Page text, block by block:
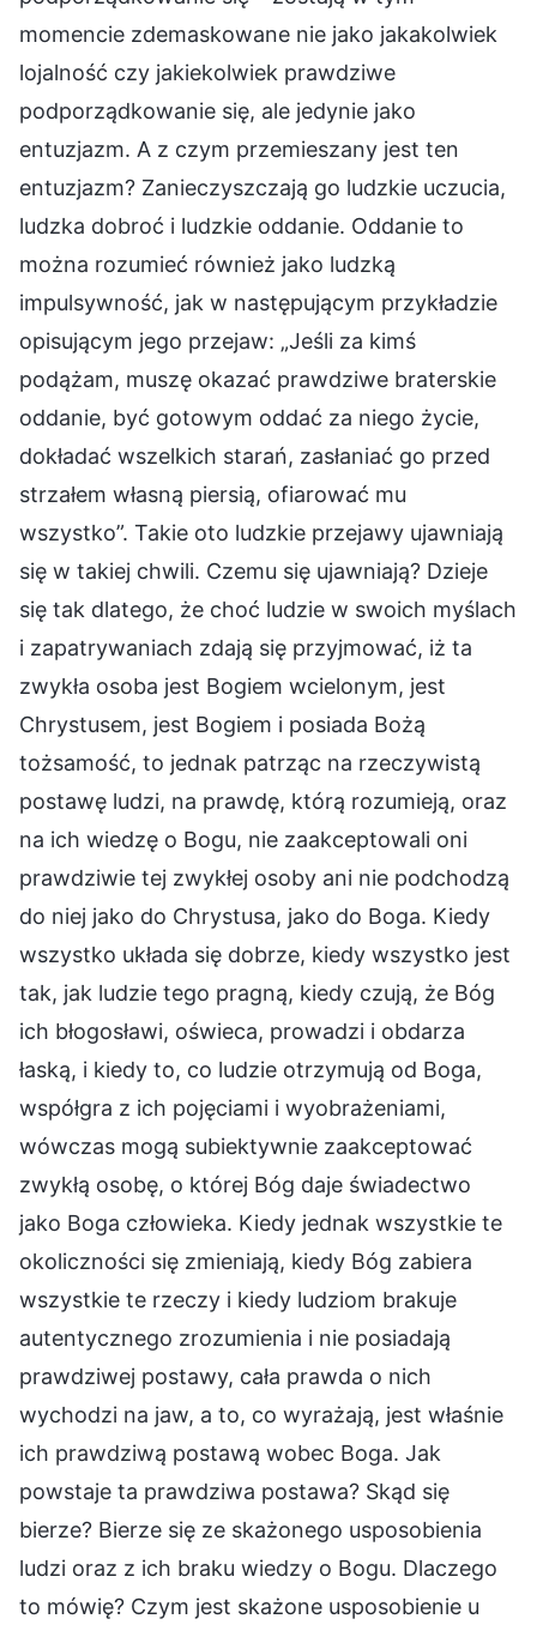
momencie zdemaskowane nie jako jakakolwiek
lojalność czy jakiekolwiek prawdziwe
podporządkowanie się, ale jedynie jako
entuzjazm. A z czym przemieszany jest ten
entuzjazm? Zanieczyszczają go ludzkie uczucia,
ludzka dobroć i ludzkie oddanie. Oddanie to
można rozumieć również jako ludzką
impulsywność, jak w następującym przykładzie
opisującym jego przejaw: „Jeśli za kimś
podążam, muszę okazać prawdziwe braterskie
oddanie, być gotowym oddać za niego życie,
dokładać wszelkich starań, zasłaniać go przed
strzałem własną piersią, ofiarować mu
wszystko”. Takie oto ludzkie przejawy ujawniają
się w takiej chwili. Czemu się ujawniają? Dzieje
się tak dlatego, że choć ludzie w swoich myślach
i zapatrywaniach zdają się przyjmować, iż ta
zwykła osoba jest Bogiem wcielonym, jest
Chrystusem, jest Bogiem i posiada Bożą
tożsamość, to jednak patrząc na rzeczywistą
postawę ludzi, na prawdę, którą rozumieją, oraz
na ich wiedzę o Bogu, nie zaakceptowali oni
prawdziwie tej zwykłej osoby ani nie podchodzą
do niej jako do Chrystusa, jako do Boga. Kiedy
wszystko układa się dobrze, kiedy wszystko jest
tak, jak ludzie tego pragną, kiedy czują, że Bóg
ich błogosławi, oświeca, prowadzi i obdarza
łaską, i kiedy to, co ludzie otrzymują od Boga,
współgra z ich pojęciami i wyobrażeniami,
wówczas mogą subiektywnie zaakceptować
zwykłą osobę, o której Bóg daje świadectwo
jako Boga człowieka. Kiedy jednak wszystkie te
okoliczności się zmieniają, kiedy Bóg zabiera
wszystkie te rzeczy i kiedy ludziom brakuje
autentycznego zrozumienia i nie posiadają
prawdziwej postawy, cała prawda o nich
wychodzi na jaw, a to, co wyrażają, jest właśnie
ich prawdziwą postawą wobec Boga. Jak
powstaje ta prawdziwa postawa? Skąd się
bierze? Bierze się ze skażonego usposobienia
ludzi oraz z ich braku wiedzy o Bogu. Dlaczego
to mówię? Czym jest skażone usposobienie u